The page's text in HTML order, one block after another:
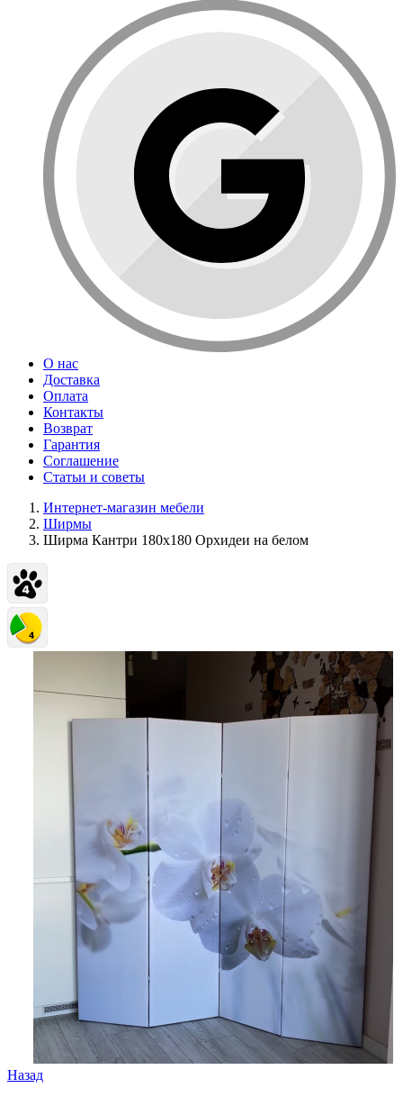
О нас
Доставка
Оплата
Контакты
Возврат
Гарантия
Соглашение
Статьи и советы
Интернет-магазин мебели
Ширмы
Ширма Кантри 180х180 Орхидеи на белом
Назад